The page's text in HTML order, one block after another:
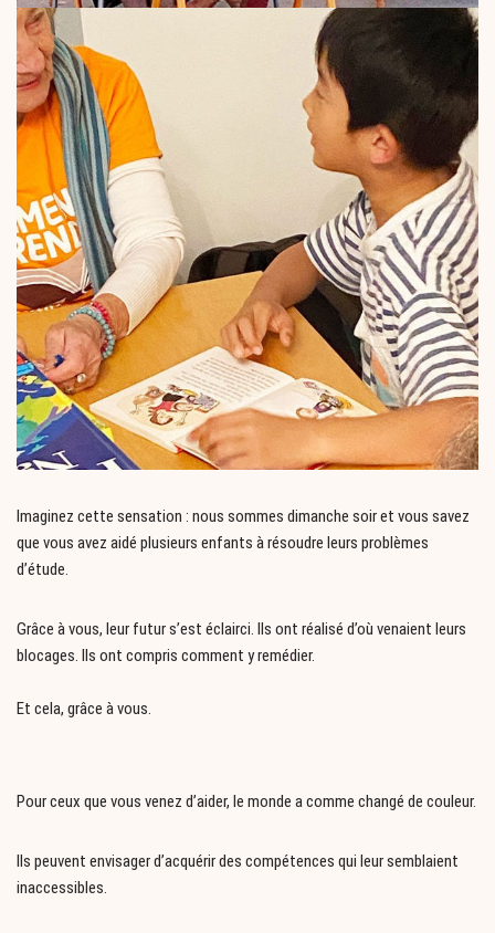
Imaginez cette sensation : nous sommes dimanche soir et vous savez
que vous avez aidé plusieurs enfants à résoudre leurs problèmes
d’étude.
Grâce à vous, leur futur s’est éclairci. Ils ont réalisé d’où venaient leurs
blocages. Ils ont compris comment y remédier.
Et cela, grâce à vous.
Pour ceux que vous venez d’aider, le monde a comme changé de couleur.
Ils peuvent envisager d’acquérir des compétences qui leur semblaient
inaccessibles.